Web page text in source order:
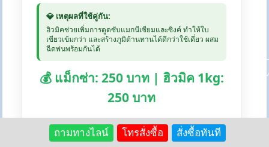
💎 เหตุผลที่ใช้คู่กัน:
ฮิวมิคช่วยเพิ่มการดูดซับแมกนีเซียมและซิงค์ ทำให้ใบ
เขียวเข้มกว่า และสร้างภูมิต้านทานได้ดีกว่าใช้เดี่ยว ผสม
ฉีดพ่นพร้อมกันได้
💰 แม็กซ่า: 250 บาท | ฮิวมิค 1kg:
250 บาท
🛒 สั่งซื้อแม็กซ่า: Lazada Shopee
ถามทางไลน์ โทรสั่งซื้อ สั่งซื้อทันที